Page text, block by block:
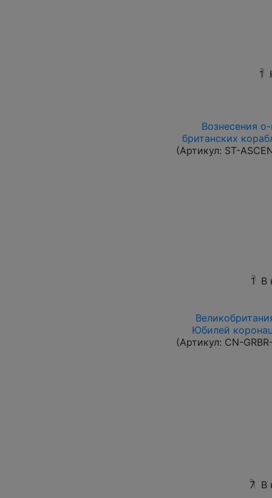
1
Вознесения
британских
(Артикул: ST-
1 В
Юбилей
(Артикул: CN-
7 В